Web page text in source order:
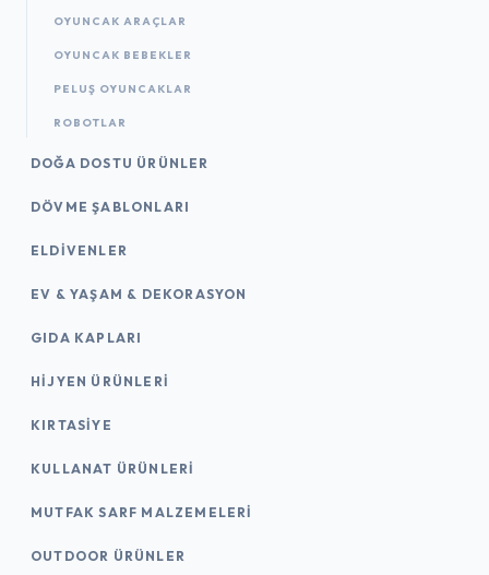
OYUNCAK ARAÇLAR
OYUNCAK BEBEKLER
PELUŞ OYUNCAKLAR
ROBOTLAR
DOĞA DOSTU ÜRÜNLER
DÖVME ŞABLONLARI
ELDIVENLER
EV & YAŞAM & DEKORASYON
GIDA KAPLARI
HIJYEN ÜRÜNLERI
KIRTASİYE
KULLANAT ÜRÜNLERI
MUTFAK SARF MALZEMELERI
OUTDOOR ÜRÜNLER